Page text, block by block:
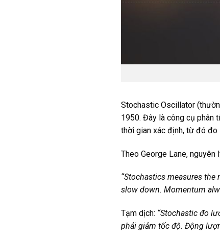
Stochastic Oscillator
1950. Đây là công cụ phân
thời gian xác định, từ đó
Theo George Lane,
“Stochastics measures
slow down. Momentum
Tạm dịch: “Stochastic đo
phải giảm tốc độ. Động